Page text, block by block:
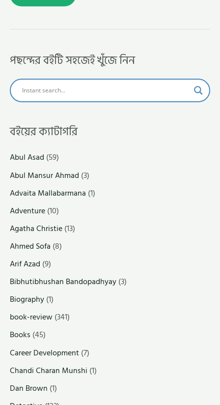
পছন্দের বইটি সহজেই খুঁজে নিন
বইয়ের ক্যাটাগরি
Abul Asad (59)
Abul Mansur Ahmad (3)
Advaita Mallabarmana (1)
Adventure(10)
Agatha Christie(13)
Ahmed Sofa (8)
Arif Azad (9)
Bibhutibhushan Bandopadhyay(3)
Biography(1)
book-review(341)
Books (45)
Career Development(7)
Chandi Charan Munshi (1)
Dan Brown (1)